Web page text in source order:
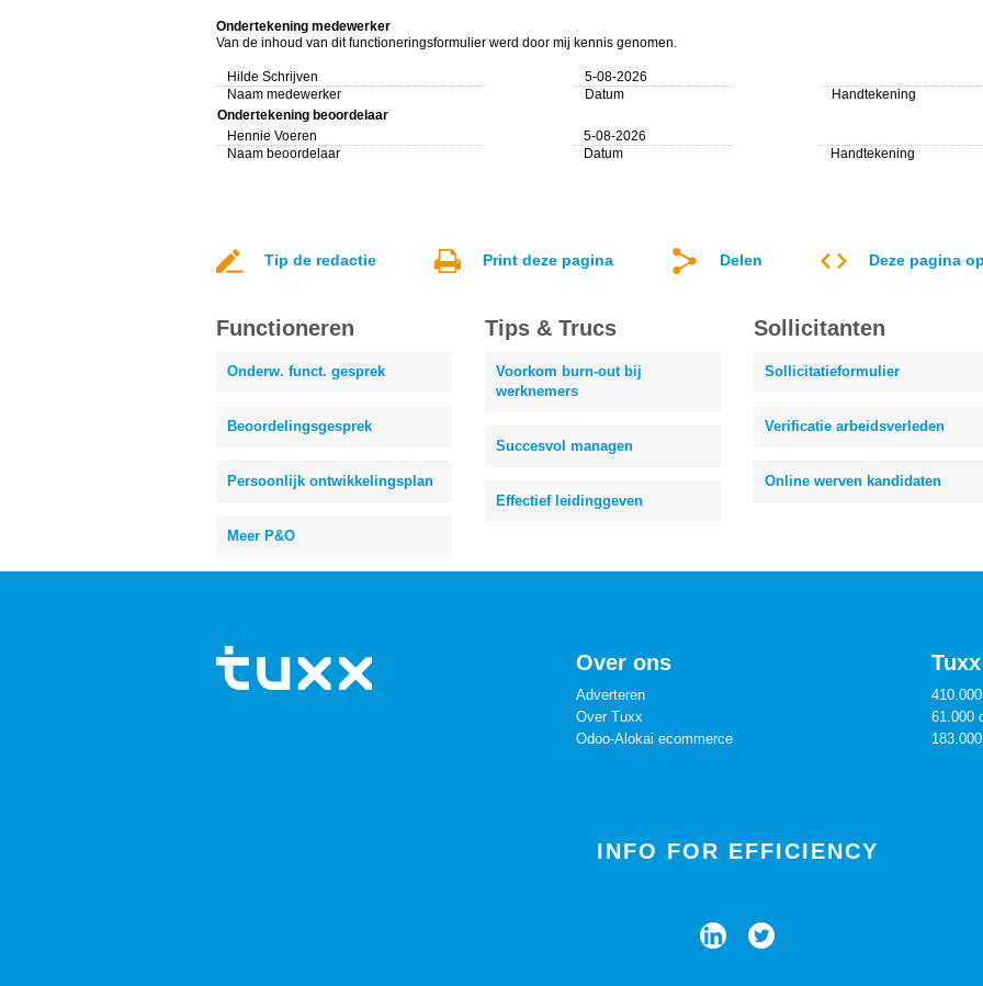
Ondertekening medewerker
Van de inhoud van dit functioneringsformulier werd door mij kennis genomen.
Hilde Schrijven
5-08-2026
Naam medewerker
Datum
Handtekening
Ondertekening beoordelaar
Hennie Voeren
5-08-2026
Naam beoordelaar
Datum Handtekening
Tip de redactie Print deze pagina Delen Deze pagina
Functioneren
Onderw. funct. gesprek
Beoordelingsgesprek
Persoonlijk ontwikkelingsplan
Meer P&O
Tips & Trucs
Voorkom burn-out bij
werknemers
Succesvol managen
Effectief leidinggeven
Sollicitanten
Sollicitatieformulier
Verificatie arbeidsverleden
Online werven kandidaten
Over ons
Adverteren
Over Tuxx
Odoo-Alokai ecommerce
61.000
INFO FOR EFFICIENCY